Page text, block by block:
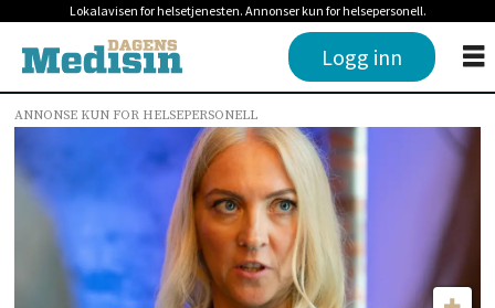
Lokalavisen for helsetjenesten. Annonser kun for helsepersonell.
Logg inn
Tag:
sykepleierforbundet
ANNONSE KUN FOR HELSEPERSONELL